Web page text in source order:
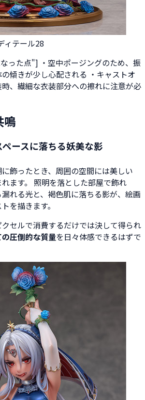
ィテール28
た点"] ・空中ポージングのため、振
傾きが少し心配される ・キャストオ
、繊細な衣装部分への擦れに注意が必
鳴
ースに落ちる妖美な影
飾ったとき、周囲の空間には美しい
れます。 照明を落とした部屋で飾れ
れる光と、褐色肌に落ちる影が、絵画
を描きます。
セルで消費するだけでは決して得られ
圧倒的な質量を日々体感できるはずで